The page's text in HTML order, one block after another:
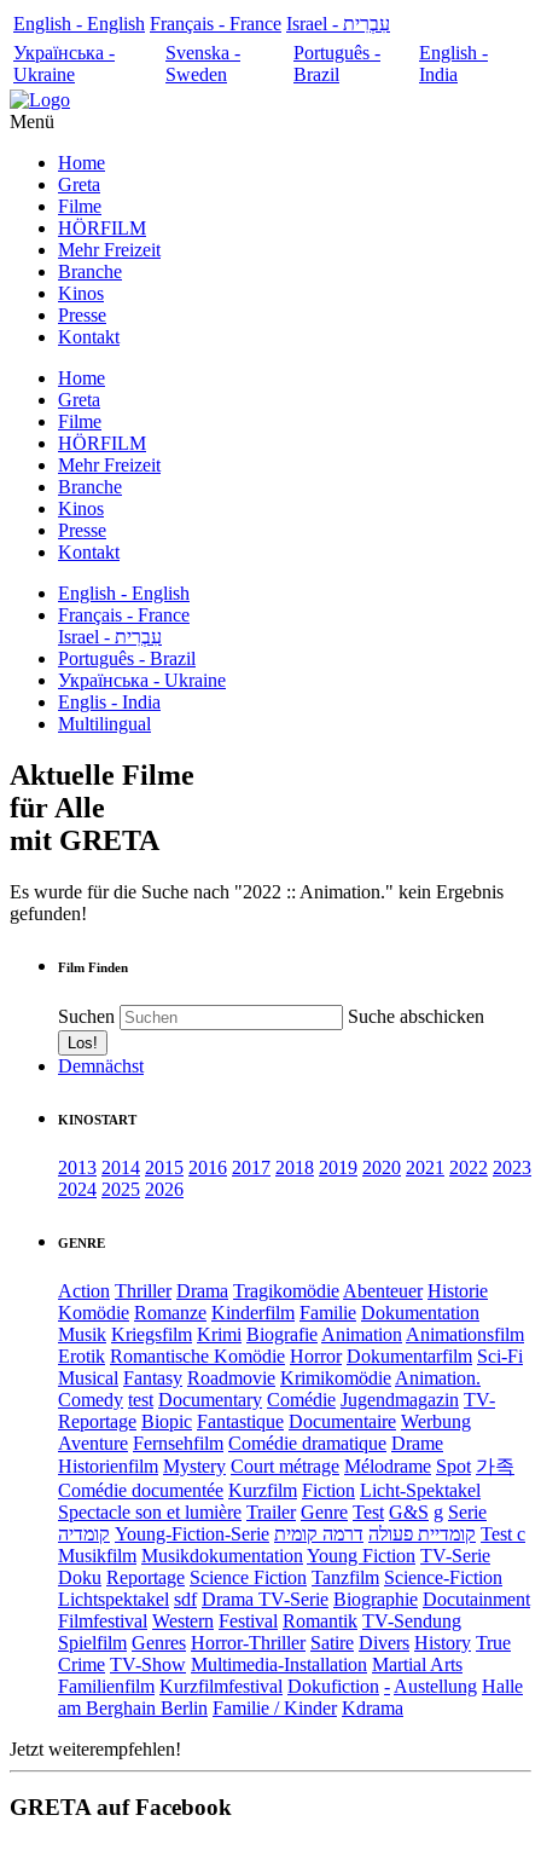
English - English Français - France
עִבְרִית - Israel
Українська -
Ukraine
Svenska -
Sweden
Português -
Brazil
English -
India
Menü
Home
Greta
Filme
HÖRFILM
Mehr Freizeit
Branche
Kinos
Presse
Kontakt
Home
Greta
Filme
HÖRFILM
Mehr Freizeit
Branche
Kinos
Presse
Kontakt
English - English
Français - France
עִבְרִית - Israel
Português - Brazil
Українська - Ukraine
Englis - India
Multilingual
Aktuelle Filme
für Alle
mit GRETA
Es wurde für die Suche nach "2022 :: Animation." kein Ergebnis
gefunden!
Film Finden
Suchen Suche abschicken
Demnächst
KINOSTART
2013 2014 2015 2016 2017 2018 2019 2020 2021 2022 2023
2024 2025 2026
GENRE
Action Thriller Drama Tragikomödie Abenteuer Historie
Komödie Romanze Kinderfilm Familie Dokumentation
Musik Kriegsfilm Krimi Biografie Animation Animationsfilm
Erotik Romantische Komödie Horror Dokumentarfilm Sci-Fi
Musical Fantasy Roadmovie Krimikomödie Animation.
Comedy test Documentary Comédie Jugendmagazin TV-
Reportage Biopic Fantastique Documentaire Werbung
Aventure Fernsehfilm Comédie dramatique Drame
Historienfilm Mystery Court métrage Mélodrame Spot 가족
Comédie documentée Kurzfilm Fiction Licht-Spektakel
Spectacle son et lumière Trailer Genre Test G&S g Serie
קומדיה Young-Fiction-Serie קומדיית פעולה דרמה קומית
Test c
Musikfilm Musikdokumentation Young Fiction TV-Serie
Doku Reportage Science Fiction Tanzfilm Science-Fiction
Lichtspektakel sdf Drama TV-Serie Biographie Docutainment
Filmfestival Western Festival Romantik TV-Sendung
Spielfilm Genres Horror-Thriller Satire Divers History True
Crime TV-Show Multimedia-Installation Martial Arts
Familienfilm Kurzfilmfestival Dokufiction - Austellung Halle
am Berghain Berlin Familie / Kinder Kdrama
Jetzt weiterempfehlen!
GRETA auf Facebook